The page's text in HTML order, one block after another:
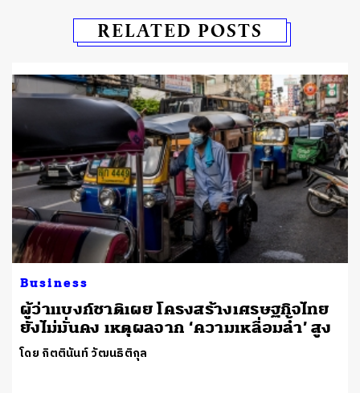
RELATED POSTS
Business
ผู้ว่าแบงก์ชาติเผย โครงสร้างเศรษฐกิจไทย
ยังไม่มั่นคง เหตุผลจาก ‘ความเหลื่อมล้ำ’ สูง
โดย กิตตินันท์ วัฒนธิติกุล